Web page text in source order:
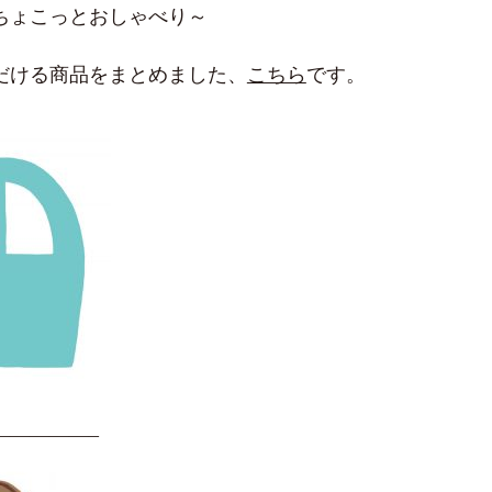
ょこっとおしゃべり～
る商品をまとめました、 こちら です。